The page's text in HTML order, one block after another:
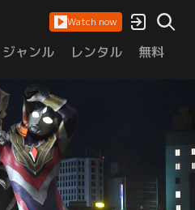
Watch now
ジャンル レンタル 無料